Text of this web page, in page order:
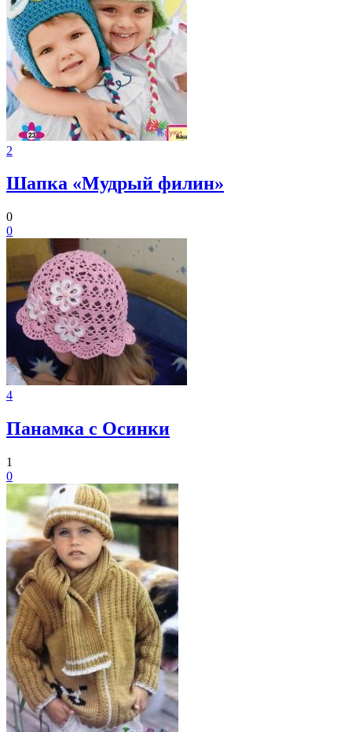
2
Шапка «Мудрый филин»
0
0
4
Панамка с Осинки
1
0